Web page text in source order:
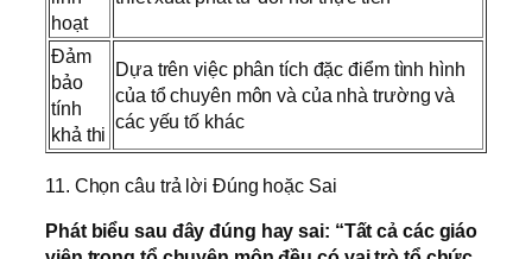
hoạt
Đảm
bảo
tính
khả thi
Dựa trên việc phân tích đặc điểm tình hình
của tổ chuyên môn và của nhà trường và
các yếu tố khác
11. Chọn câu trả lời Đúng hoặc Sai
Phát biểu sau đây đúng hay sai: “Tất cả các giáo